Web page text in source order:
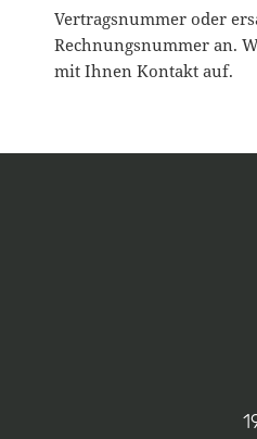
Vertragsnummer oder
Rechnungsnummer an.
mit Ihnen Kontakt auf.